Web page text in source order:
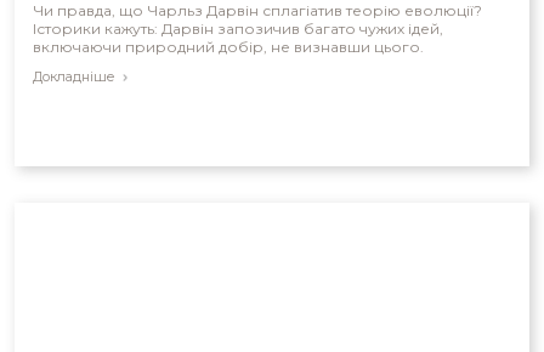
Чи правда, що Чарльз Дарвін сплагіатив теорію еволюції?
Історики кажуть: Дарвін запозичив багато чужих ідей,
включаючи природний добір, не визнавши цього.
Докладніше